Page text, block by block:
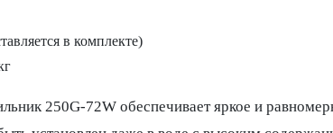
в комплекте)
250G-72W обеспечивает яркое и